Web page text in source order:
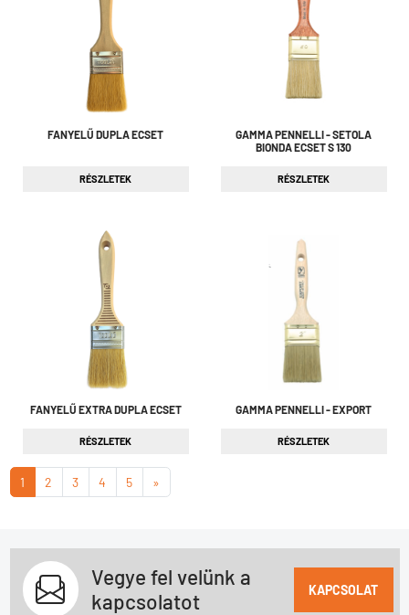
FANYELŰ DUPLA ECSET
RÉSZLETEK
GAMMA PENNELLI - SETOLA
BIONDA ECSET S 130
RÉSZLETEK
FANYELŰ EXTRA DUPLA ECSET
RÉSZLETEK
GAMMA PENNELLI - EXPORT
RÉSZLETEK
1 2 3 4 5 »
Vegye fel velünk a
kapcsolatot
KAPCSOLAT